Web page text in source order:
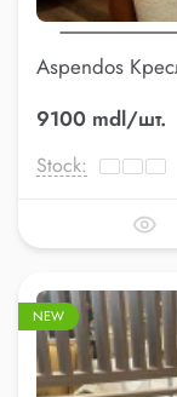
Aspendos
9100 mdl/шт.
Stock:
NEW